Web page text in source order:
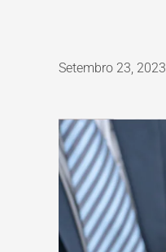
Setembro 23, 2023